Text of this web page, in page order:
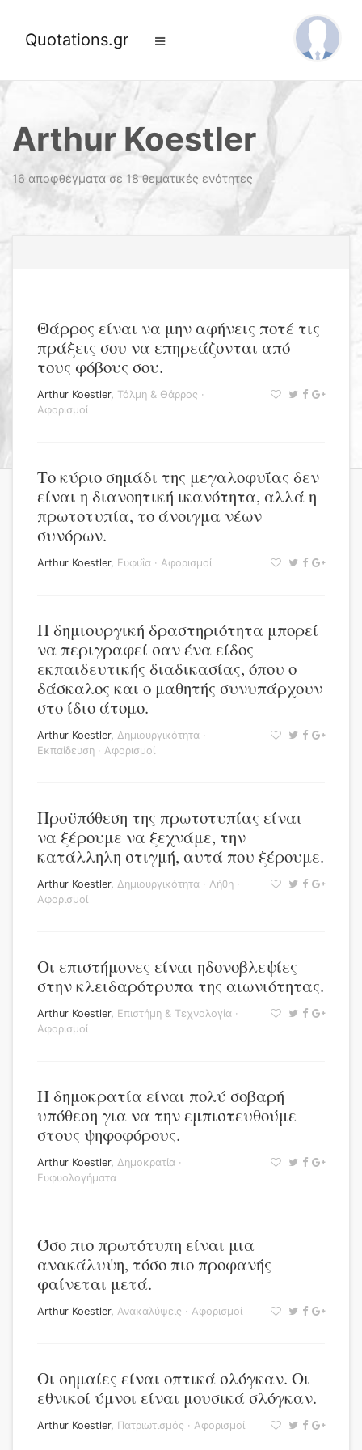
Quotations.gr
Arthur Koestler
16 αποφθέγματα σε 18 θεματικές ενότητες
Θάρρος είναι να μην αφήνεις ποτέ τις
πράξεις σου να επηρεάζονται από
τους φόβους σου.
Arthur Koestler, Τόλμη & Θάρρος ·
Αφορισμοί
Το κύριο σημάδι της μεγαλοφυΐας δεν
είναι η διανοητική ικανότητα, αλλά η
πρωτοτυπία, το άνοιγμα νέων
συνόρων.
Arthur Koestler, Ευφυΐα · Αφορισμοί
Η δημιουργική δραστηριότητα μπορεί
να περιγραφεί σαν ένα είδος
εκπαιδευτικής διαδικασίας, όπου ο
δάσκαλος και ο μαθητής συνυπάρχουν
στο ίδιο άτομο.
Arthur Koestler, Δημιουργικότητα ·
Εκπαίδευση · Αφορισμοί
Προϋπόθεση της πρωτοτυπίας είναι
να ξέρουμε να ξεχνάμε, την
κατάλληλη στιγμή, αυτά που ξέρουμε.
Arthur Koestler, Δημιουργικότητα · Λήθη ·
Αφορισμοί
Οι επιστήμονες είναι ηδονοβλεψίες
στην κλειδαρότρυπα της αιωνιότητας.
Arthur Koestler, Επιστήμη & Τεχνολογία ·
Αφορισμοί
Η δημοκρατία είναι πολύ σοβαρή
υπόθεση για να την εμπιστευθούμε
στους ψηφοφόρους.
Arthur Koestler, Δημοκρατία ·
Ευφυολογήματα
Όσο πιο πρωτότυπη είναι μια
ανακάλυψη, τόσο πιο προφανής
φαίνεται μετά.
Arthur Koestler, Ανακαλύψεις · Αφορισμοί
Οι σημαίες είναι οπτικά σλόγκαν. Οι
εθνικοί ύμνοι είναι μουσικά σλόγκαν.
Arthur Koestler, Πατριωτισμός · Αφορισμοί